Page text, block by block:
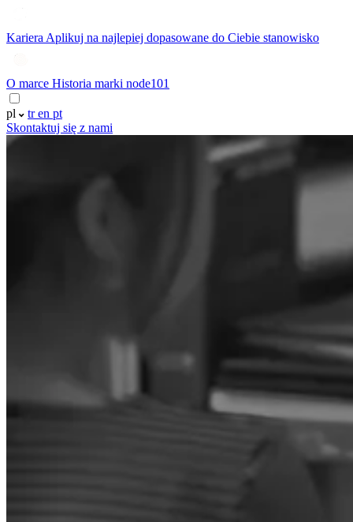
Kariera Aplikuj na najlepiej dopasowane do Ciebie stanowisko
O marce Historia marki node101
pl tren pt
Skontaktuj się z nami